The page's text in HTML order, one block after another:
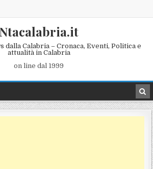
Ntacalabria.it
dalla Calabria – Cronaca, Eventi, Politica e
attualità in Calabria
on line dal 1999